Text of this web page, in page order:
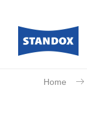
Home